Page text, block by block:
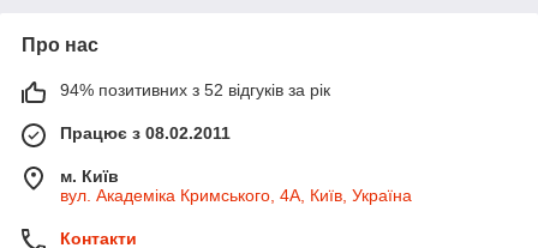
Про нас
94% позитивних з 52 відгуків за рік
Працює з 08.02.2011
м. Київ
вул. Академіка Кримського, 4А, Київ, Україна
Контакти